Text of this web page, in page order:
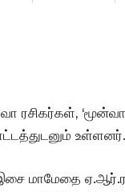
ரசிகர்கள்,
உள்ளனர்.
இசை மாமேதை